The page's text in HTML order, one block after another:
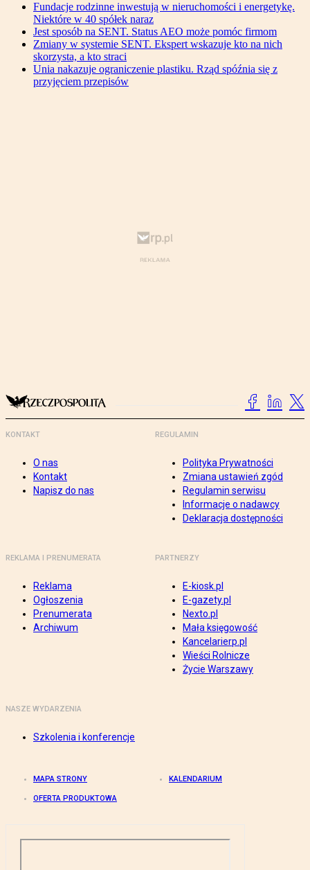
Fundacje rodzinne inwestują w nieruchomości i energetykę.
Niektóre w 40 spółek naraz
Jest sposób na SENT. Status AEO może pomóc firmom
Zmiany w systemie SENT. Ekspert wskazuje kto na nich
skorzysta, a kto straci
Unia nakazuje ograniczenie plastiku. Rząd spóźnia się z
przyjęciem przepisów
KONTAKT
O nas
Kontakt
Napisz do nas
REGULAMIN
Polityka Prywatności
Zmiana ustawień zgód
Regulamin serwisu
Informacje o nadawcy
Deklaracja dostępności
REKLAMA I PRENUMERATA
Reklama
Ogłoszenia
Prenumerata
Archiwum
PARTNERZY
E-kiosk.pl
E-gazety.pl
Nexto.pl
Mała księgowość
Kancelarierp.pl
Wieści Rolnicze
Życie Warszawy
NASZE WYDARZENIA
Szkolenia i konferencje
MAPA STRONY KALENDARIUM
OFERTA PRODUKTOWA